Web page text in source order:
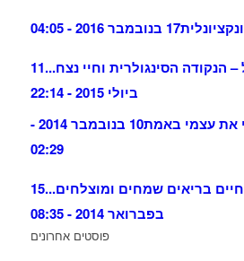
17 בנובמבר 2016 - 04:05
– הנקודה הסינגולרית וחיי נצח...11
ביולי 2015 - 22:14
את עצמי באמת
10 בנובמבר 2014 -
02:29
15
בפברואר 2014 - 08:35
פוסטים אחרונים